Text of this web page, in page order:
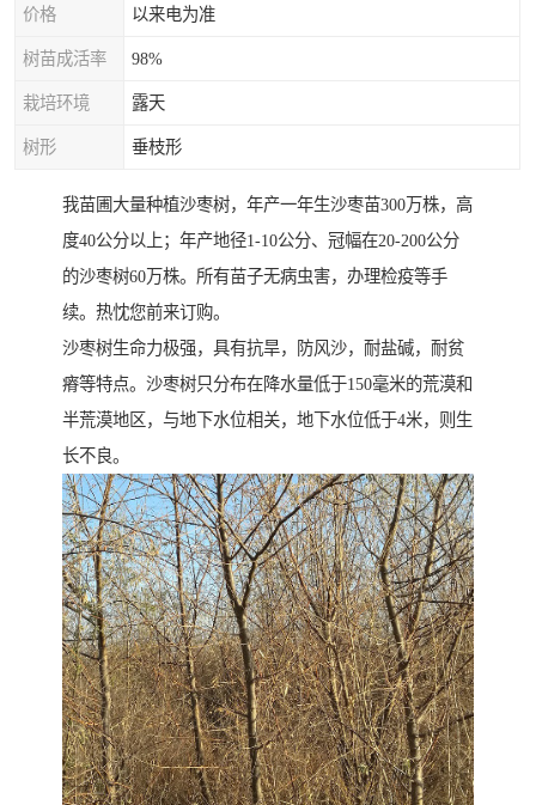
价格 以来电为准
树苗成活率 98%
栽培环境 露天
树形 垂枝形
我苗圃大量种植沙枣树，年产一年生沙枣苗300万株，高
度40公分以上；年产地径1-10公分、冠幅在20-200公分
的沙枣树60万株。所有苗子无病虫害，办理检疫等手
续。热忱您前来订购。
沙枣树生命力极强，具有抗旱，防风沙，耐盐碱，耐贫
瘠等特点。沙枣树只分布在降水量低于150毫米的荒漠和
半荒漠地区，与地下水位相关，地下水位低于4米，则生
长不良。